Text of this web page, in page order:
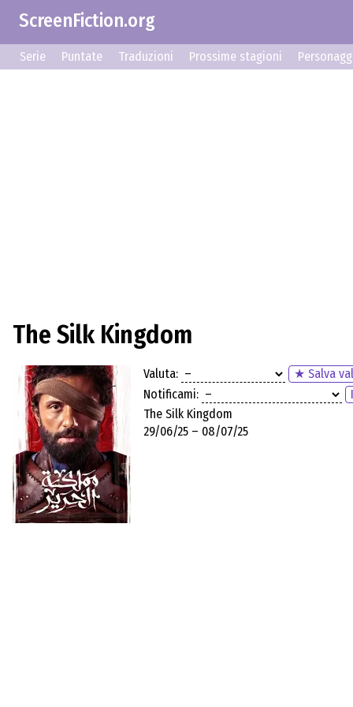
ScreenFiction.org
Serie Puntate Traduzioni Prossime stagioni
The Silk Kingdom
Valuta:
★ Salva
Notificami:
The Silk Kingdom
29/06/25 – 08/07/25